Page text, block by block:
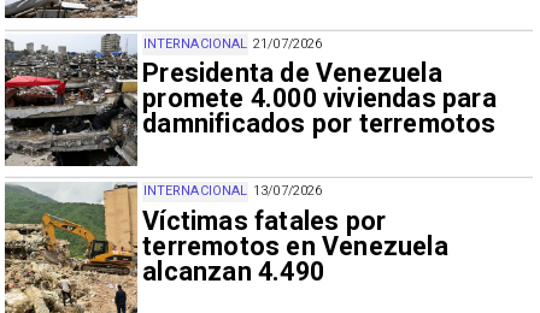
21/07/2026
Presidenta de Venezuela
promete 4.000 viviendas para
damnificados por terremotos
INTERNACIONAL
13/07/2026
Víctimas fatales por
terremotos en Venezuela
alcanzan 4.490
INTERNACIONAL